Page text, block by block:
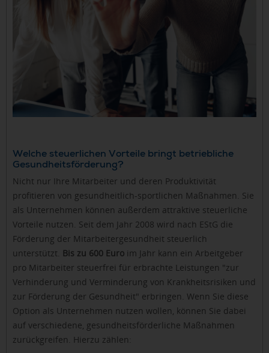
Welche steuerlichen Vorteile bringt betriebliche
Gesundheitsförderung?
Nicht nur Ihre Mitarbeiter und deren Produktivität
profitieren von gesundheitlich-sportlichen Maßnahmen. Sie
als Unternehmen können außerdem attraktive steuerliche
Vorteile nutzen. Seit dem Jahr 2008 wird nach EStG die
Förderung der Mitarbeitergesundheit steuerlich
unterstützt. Bis zu 600 Euro im Jahr kann ein Arbeitgeber
pro Mitarbeiter steuerfrei für erbrachte Leistungen "zur
Verhinderung und Verminderung von Krankheitsrisiken und
zur Förderung der Gesundheit" erbringen. Wenn Sie diese
Option als Unternehmen nutzen wollen, können Sie dabei
auf verschiedene, gesundheitsförderliche Maßnahmen
zurückgreifen. Hierzu zählen: